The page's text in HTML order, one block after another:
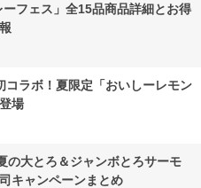
ーフェス」全15品商品詳細とお得
コラボ！夏限定「おいしーレモン
場
の大とろ＆ジャンボとろサーモ
キャンペーンまとめ